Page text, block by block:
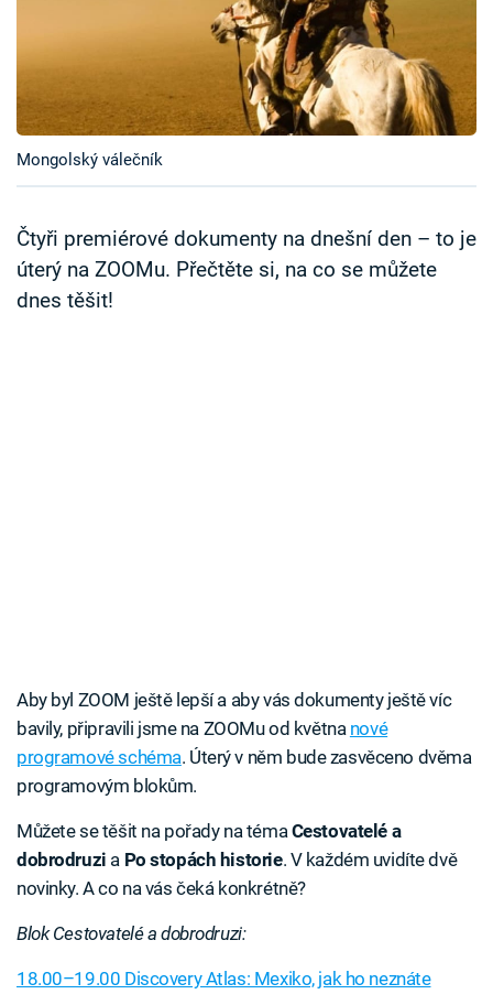
Časopis
Sledujte prima+
Sledujte nás
Mongolský válečník
Čtyři premiérové dokumenty na dnešní den – to je
úterý na ZOOMu. Přečtěte si, na co se můžete
dnes těšit!
Aby byl ZOOM ještě lepší a aby vás dokumenty ještě víc
bavily, připravili jsme na ZOOMu od května nové
programové schéma. Úterý v něm bude zasvěceno dvěma
programovým blokům.
Můžete se těšit na pořady na témaCestovatelé a
dobrodruzi a Po stopách historie. V každém uvidíte dvě
novinky. A co na vás čeká konkrétně?
Blok Cestovatelé a dobrodruzi:
18.00–19.00 Discovery Atlas: Mexiko, jak ho neznáte